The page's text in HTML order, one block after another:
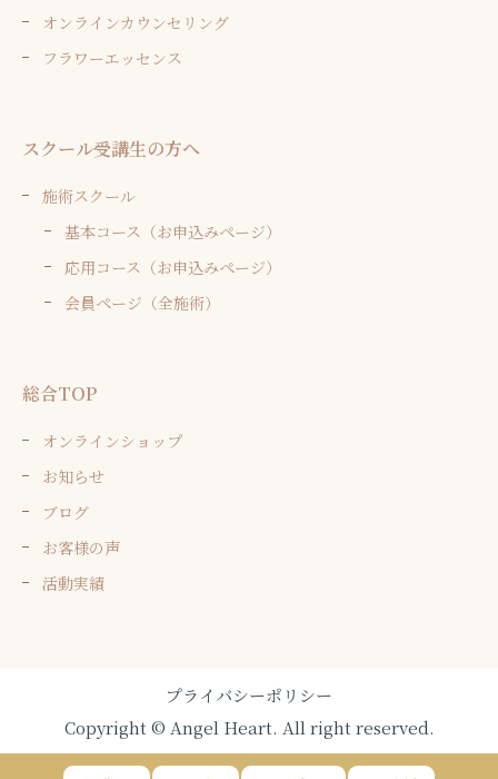
オンラインカウンセリング
フラワーエッセンス
スクール受講生の方へ
施術スクール
基本コース（お申込みページ）
応用コース（お申込みページ）
会員ページ（全施術）
総合TOP
オンラインショップ
お知らせ
ブログ
お客様の声
活動実績
プライバシーポリシー
Copyright © Angel Heart. All right reserved.